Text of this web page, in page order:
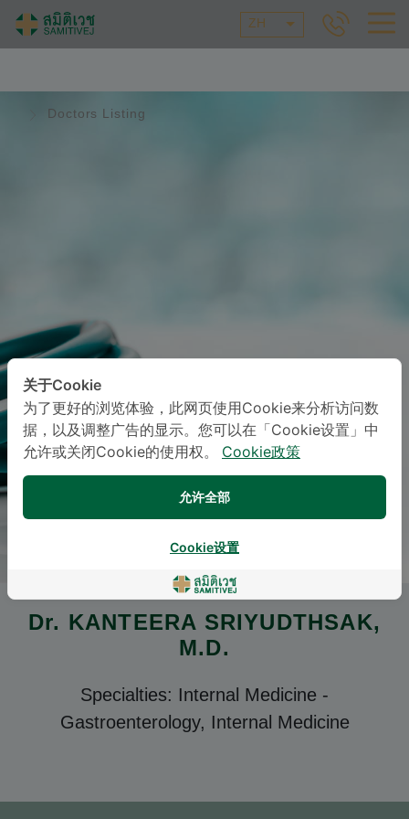
ZH
Doctors Listing
Dr. KANTEERA SRIYUDTHSAK,
M.D.
Specialties: Internal Medicine -
Gastroenterology, Internal Medicine
关于Cookie
为了更好的浏览体验，此网页使用Cookie来分析访问数
据，以及调整广告的显示。您可以在「Cookie设置」中
允许或关闭Cookie的使用权。
Cookie政策
允许全部
Cookie设置